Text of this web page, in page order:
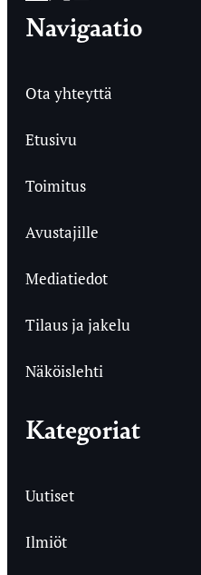
Navigaatio
Ota yhteyttä
Etusivu
Toimitus
Avustajille
Mediatiedot
Tilaus ja jakelu
Näköislehti
Kategoriat
Uutiset
Ilmiöt